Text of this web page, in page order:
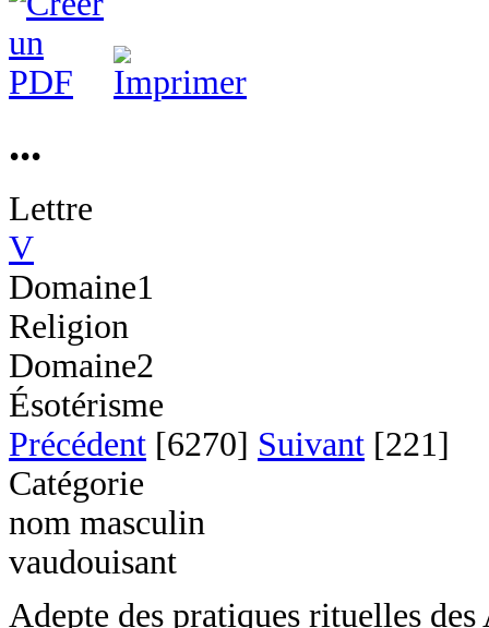
...
Lettre
V
Domaine1
Religion
Domaine2
Ésotérisme
Précédent [6270] Suivant [221]
Catégorie
nom masculin
vaudouisant
Adepte des pratiques rituelles